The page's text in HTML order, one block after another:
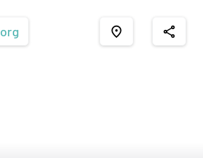
.org place share